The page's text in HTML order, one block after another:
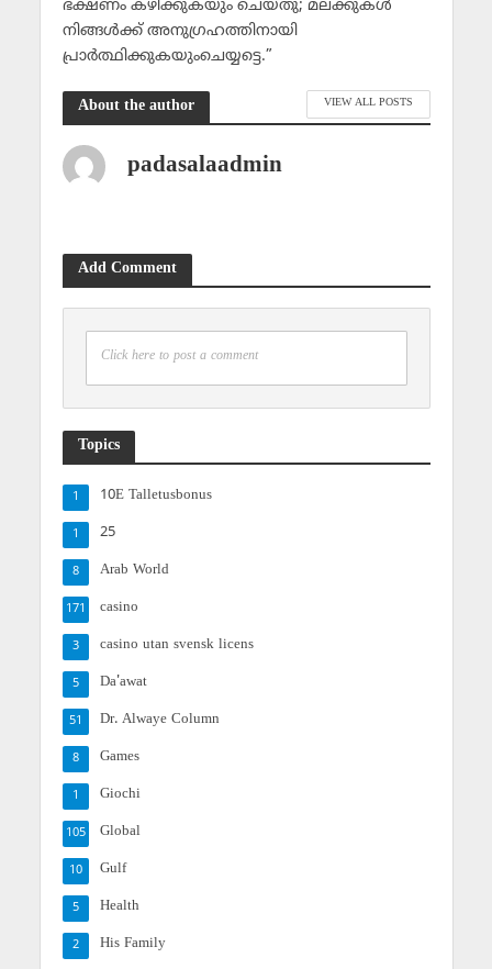
ഭക്ഷണം കഴിക്കുകയും ചെയ്തു; മലക്കുകള്‍
നിങ്ങള്‍ക്ക്‌ അനുഗ്രഹത്തിനായി
പ്രാര്‍ത്ഥിക്കുകയുംചെയ്യട്ടെ.”
About the author VIEW ALL POSTS
padasalaadmin
Add Comment
Click here to post a comment
Topics
10E Talletusbonus
1
25
1
Arab World
8
casino
171
casino utan svensk licens
3
Da'awat
5
Dr. Alwaye Column
51
Games
8
Giochi
1
Global
105
Gulf
10
Health
5
His Family
2